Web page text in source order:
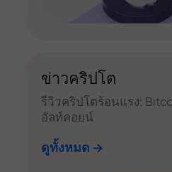
ข่าวคริปโต
รีวิวคริปโตร้อนแรง:
อัลท์คอยน์
ดูทั้งหมด